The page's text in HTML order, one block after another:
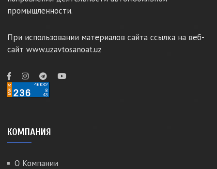
промышленности.
При использовании материалов сайта ссылка на веб-
сайт www.uzavtosanoat.uz
КОМПАНИЯ
О Компании